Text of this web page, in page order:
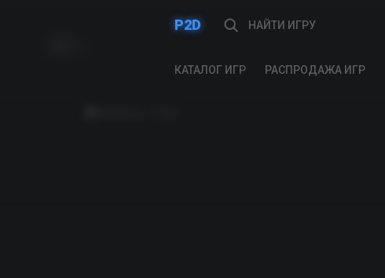
P2D
КАТАЛОГ ИГР РАСПРОДАЖА ИГР